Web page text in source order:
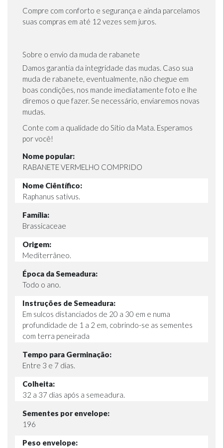
Compre com conforto e segurança e ainda parcelamos
suas compras em até 12 vezes sem juros.
Sobre o envio da muda de rabanete
Damos garantia da integridade das mudas. Caso sua
muda de rabanete, eventualmente, não chegue em
boas condições, nos mande imediatamente foto e lhe
diremos o que fazer. Se necessário, enviaremos novas
mudas.
Conte com a qualidade do Sítio da Mata. Esperamos
por você!
Nome popular:
RABANETE VERMELHO COMPRIDO
Nome Ciêntífico:
Raphanus sativus.
Família:
Brassicaceae
Origem:
Mediterrâneo.
Época da Semeadura:
Todo o ano.
Instruções de Semeadura:
Em sulcos distanciados de 20 a 30 em e numa
profundidade de 1 a 2 em, cobrindo-se as sementes
com terra peneirada
Tempo para Germinação:
Entre 3 e 7 dias.
Colheita:
32 a 37 dias após a semeadura.
Sementes por envelope:
196
Peso envelope: